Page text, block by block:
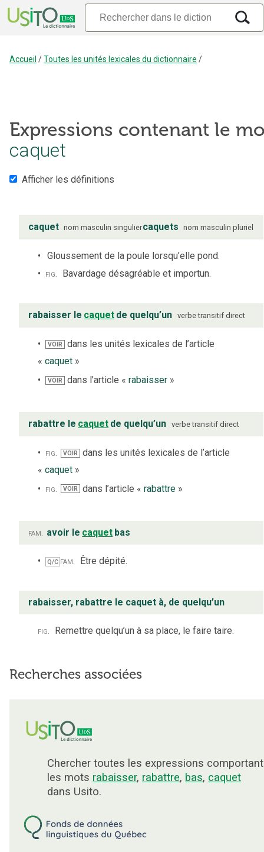
Accueil /Toutes les unités lexicales du dictionnaire /
Expressions contenant le
caquet
Afficher les définitions
caquet nom masculin singuliercaquets nom masculin pluriel
Gloussement de la poule lorsqu’elle pond.
fig. Bavardage désagréable et importun.
rabaisser le caquet de quelqu’un verbe transitif direct
VOIR
dans les unités lexicales de l’article
« caquet »
VOIR dans l’article «rabaisser »
rabattre le caquet de quelqu’un verbe transitif direct
fig. VOIR dans les unités lexicales de l’article
« caquet »
fig.
VOIR dans l’article « rabattre»
fam. avoir le caquet bas
Q/C fam. Être dépité.
rabaisser, rabattre le caquet à, de quelqu’un
fig. Remettre quelqu’un à sa place, le faire taire.
Recherches associées
Chercher toutes les expressions comportant
les mots rabaisser, rabattre, bas, caquet
dans Usito.